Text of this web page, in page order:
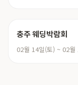
충주 웨딩박람회
02월 14일(토) ~ 02월